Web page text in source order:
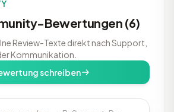
Bewertungen (6)
Review-Texte direkt nach Support,
Kommunikation.
schreiben